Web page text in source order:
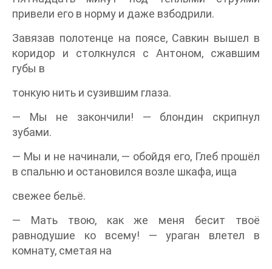
привели его в норму и даже взбодрили.
Завязав полотенце на поясе, Савкин вышел в
коридор и столкнулся с Антоном, сжавшим
губы в
тонкую нить и сузившим глаза.
— Мы не закончили! — блондин скрипнул
зубами.
— Мы и не начинали, — обойдя его, Глеб прошёл
в спальню и остановился возле шкафа, ища
свежее бельё.
— Мать твою, как же меня бесит твоё
равнодушие ко всему! — ураган влетел в
комнату, сметая на